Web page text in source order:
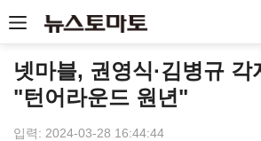
넷마블, 권영식·김병규 각
"턴어라운드 원년"
입력: 2024-03-28 16:44:44